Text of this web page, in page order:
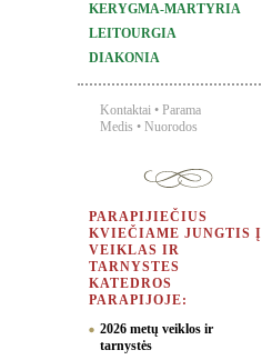
KERYGMA-MARTYRIA
LEITOURGIA
DIAKONIA
Kontaktai • Parama
Medis • Nuorodos
PARAPIJIEČIUS
KVIEČIAME JUNGTIS Į
VEIKLAS IR
TARNYSTES
KATEDROS
PARAPIJOJE:
2026 metų veiklos ir
tarnystės